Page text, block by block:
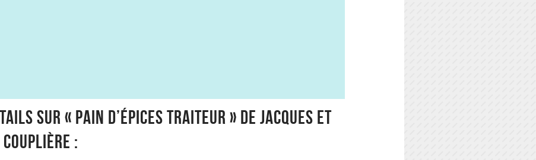
sur « Pain d’épices Traiteur » de Jacques et
: